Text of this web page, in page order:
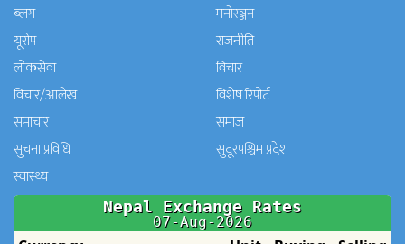
ब्लग
मनाेरञ्जन
यूरोप
राजनीति
लोकसेवा
विचार
विचार/आलेख
विशेष रिपोर्ट
समाचार
समाज
सुचना प्रविधि
सुदूरपश्चिम प्रदेश
स्वास्थ्य